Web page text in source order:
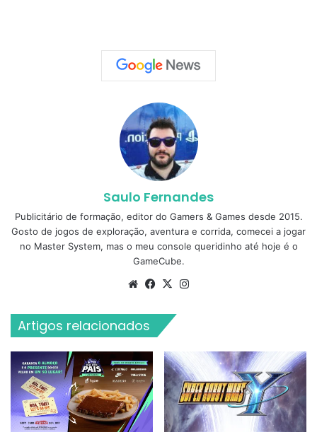
Saulo Fernandes
Publicitário de formação, editor do Gamers & Games desde 2015.
Gosto de jogos de exploração, aventura e corrida, comecei a jogar
no Master System, mas o meu console queridinho até hoje é o
GameCube.
WebsiteFacebook
X
Artigos relacionados